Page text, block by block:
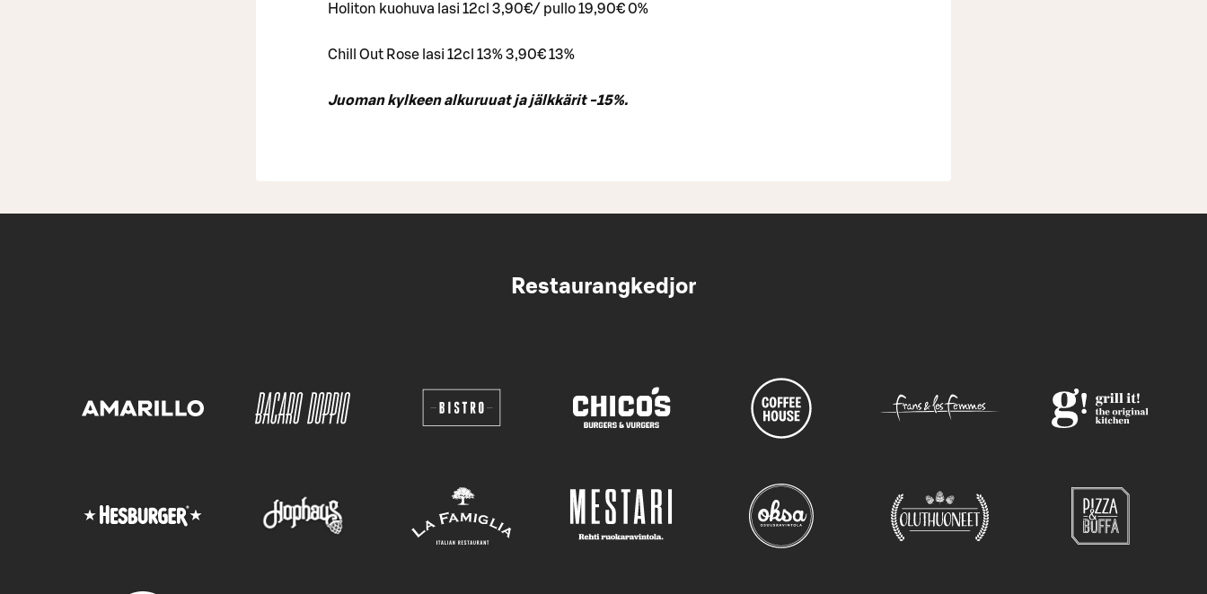
Holiton kuohuva lasi 12cl 3,90€/ pullo 19,90€ 0%
Chill Out Rose lasi 12cl 13% 3,90€ 13%
Juoman kylkeen alkuruuat ja jälkkärit -15%.
Restaurangkedjor